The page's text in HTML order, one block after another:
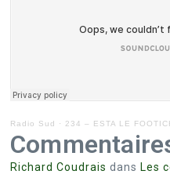
Radio Sud · 234 – ESTA LE
Richard Coudrais dans Les